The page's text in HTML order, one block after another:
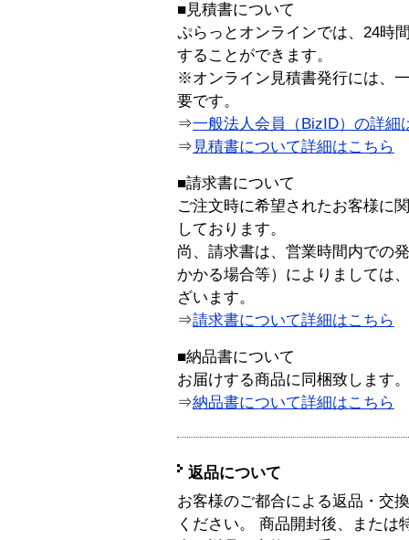
■見積書について
ぷらっとオンラインでは、24時
することができます。
※オンライン見積書発行には、
要です。
⇒一般法人会員（BizID）の詳細
⇒ 見積書について詳細はこちら
■請求書について
ご注文時に希望されたお客様に
しております。
尚、請求書は、営業時間内での
かかる場合等）によりましては
ざいます。
⇒請求書について詳細はこちら
■納品書について
お届けする商品に同梱致します。
⇒納品書について詳細はこちら
返品について
お客様のご都合による返品・交
ください。 商品開封後、または